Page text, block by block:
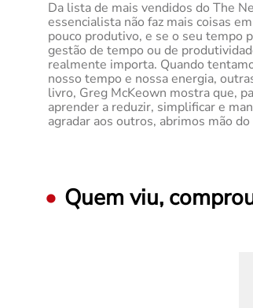
Da lista de mais vendidos do The
essencialista não faz mais coisas
pouco produtivo, e se o seu tempo
gestão de tempo ou de
realmente importa. Quando
nosso tempo e nossa energia,
livro, Greg McKeown mostra que,
aprender a reduzir, simplificar e
agradar aos outros, abrimos mão
Quem viu,